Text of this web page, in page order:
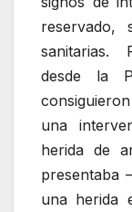
reservado,
sanitarias.
desde la
una
herida de
presentaba
una herida